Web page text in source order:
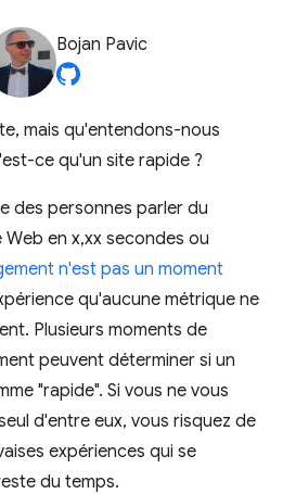
Bojan Pavic
mais qu'entendons-nous
ce qu'un site rapide ?
des personnes parler du
en x,xx secondes ou
n'est pas un moment
qu'aucune métrique ne
Plusieurs moments de
peuvent déterminer si un
"rapide". Si vous ne vous
d'entre eux, vous risquez de
expériences qui se
du temps.